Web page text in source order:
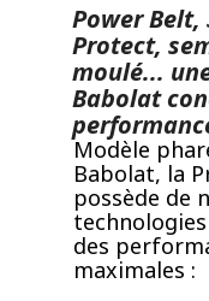
Power Belt,
Protect,
moulé...
Babolat
Modèle
Babolat, la
possède de
des
maximales :